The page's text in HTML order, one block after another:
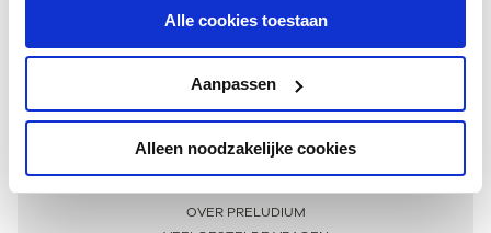
Alle cookies toestaan
Aanpassen
Alleen noodzakelijke cookies
Meer informatie
OVER PRELUDIUM